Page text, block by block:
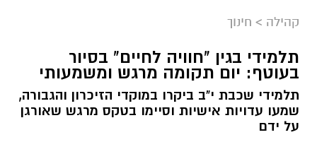
לאפשר להם להרגיש בטוחים בתוך עולם שיש בו
גבולות בהורות דרך הדימוי של ים ובריכה
דמיינו רגע שני מצבים: שחייה בים פתוח, לעומת
שחייה בבריכה.
קהילה > חינוך
תלמידי בגין "חוויה לחיים" בסיור
בעוטף: יום תקומה מרגש ומשמעותי
תלמידי שכבת י"ב ביקרו במוקדי הזיכרון והגבורה,
שמעו עדויות אישיות וסיימו בטקס מרגש שאורגן
על ידם